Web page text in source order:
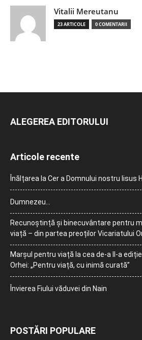
Vitalii Mereutanu
23 ARTICOLE 0 COMENTARII
ALEGEREA EDITORULUI
Articole recente
Înălțarea la Cer a Domnului nostru Iisus
Dumnezeu…
Recunoștință și binecuvântare pentru
viață – din partea preoților Vicariatului
Marșul pentru viață la cea de-a II-a
Orhei: „Pentru viață, cu inimă curată”
Învierea Fiului văduvei din Nain
POSTĂRI POPULARE